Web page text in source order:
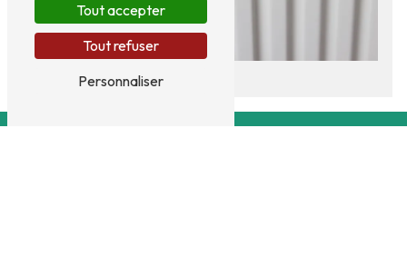
Tout accepter
Tout refuser
Personnaliser